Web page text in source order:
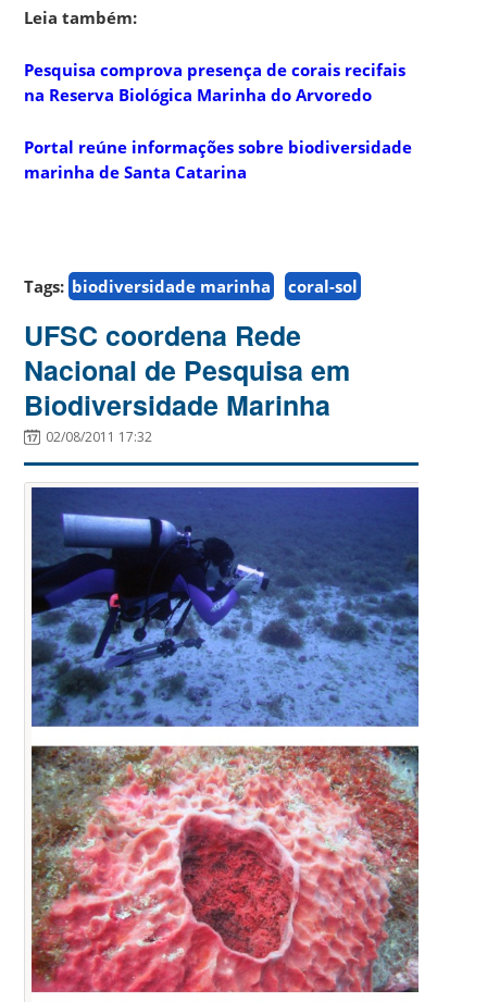
Leia também:
Pesquisa comprova presença de corais recifais
na Reserva Biológica Marinha do Arvoredo
Portal reúne informações sobre biodiversidade
marinha de Santa Catarina
Tags: biodiversidade marinha coral-sol
UFSC coordena Rede
Nacional de Pesquisa em
Biodiversidade Marinha
02/08/2011 17:32